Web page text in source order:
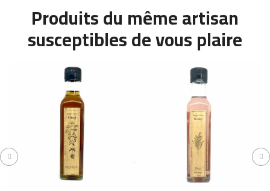
Produits du même artisan
susceptibles de vous plaire